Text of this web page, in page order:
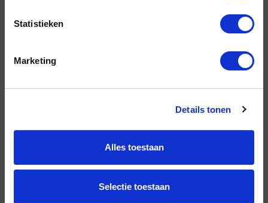
Statistieken
Marketing
Details tonen
Alles toestaan
Selectie toestaan
VIL VCA Limburg
Heftruck/Reachtruck opleiding
Bovenloopkraan opleiding Limburg
opleiding
Luchtvrachtopleiding Limburg
Veiligheidsopleidingen